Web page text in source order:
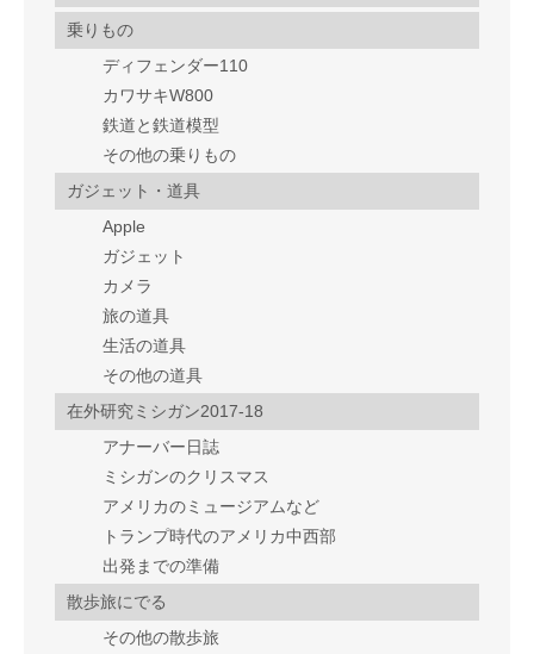
乗りもの
ディフェンダー110
カワサキW800
鉄道と鉄道模型
その他の乗りもの
ガジェット・道具
Apple
ガジェット
カメラ
旅の道具
生活の道具
その他の道具
在外研究ミシガン2017-18
アナーバー日誌
ミシガンのクリスマス
アメリカのミュージアムなど
トランプ時代のアメリカ中西部
出発までの準備
散歩旅にでる
その他の散歩旅